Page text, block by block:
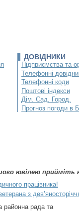
ДОВІДНИКИ
Підприємства та
Телефонні
Телефонні коди
Поштові індекси
Дім. Сад. Город.
Прогноз погоди в
ювілею прийміть
працівника!
з
районна рада та